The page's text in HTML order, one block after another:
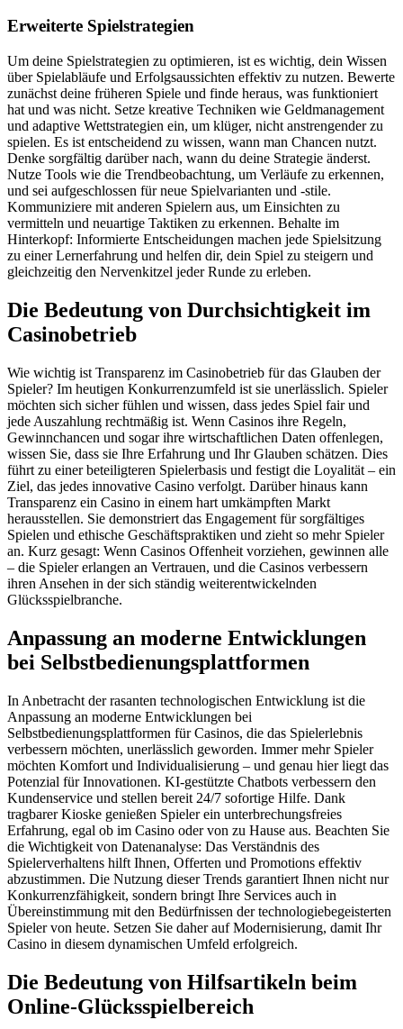
Erweiterte Spielstrategien
Um deine Spielstrategien zu optimieren, ist es wichtig, dein Wissen
über Spielabläufe und Erfolgsaussichten effektiv zu nutzen. Bewerte
zunächst deine früheren Spiele und finde heraus, was funktioniert
hat und was nicht. Setze kreative Techniken wie Geldmanagement
und adaptive Wettstrategien ein, um klüger, nicht anstrengender zu
spielen. Es ist entscheidend zu wissen, wann man Chancen nutzt.
Denke sorgfältig darüber nach, wann du deine Strategie änderst.
Nutze Tools wie die Trendbeobachtung, um Verläufe zu erkennen,
und sei aufgeschlossen für neue Spielvarianten und -stile.
Kommuniziere mit anderen Spielern aus, um Einsichten zu
vermitteln und neuartige Taktiken zu erkennen. Behalte im
Hinterkopf: Informierte Entscheidungen machen jede Spielsitzung
zu einer Lernerfahrung und helfen dir, dein Spiel zu steigern und
gleichzeitig den Nervenkitzel jeder Runde zu erleben.
Die Bedeutung von Durchsichtigkeit im
Casinobetrieb
Wie wichtig ist Transparenz im Casinobetrieb für das Glauben der
Spieler? Im heutigen Konkurrenzumfeld ist sie unerlässlich. Spieler
möchten sich sicher fühlen und wissen, dass jedes Spiel fair und
jede Auszahlung rechtmäßig ist. Wenn Casinos ihre Regeln,
Gewinnchancen und sogar ihre wirtschaftlichen Daten offenlegen,
wissen Sie, dass sie Ihre Erfahrung und Ihr Glauben schätzen. Dies
führt zu einer beteiligteren Spielerbasis und festigt die Loyalität – ein
Ziel, das jedes innovative Casino verfolgt. Darüber hinaus kann
Transparenz ein Casino in einem hart umkämpften Markt
herausstellen. Sie demonstriert das Engagement für sorgfältiges
Spielen und ethische Geschäftspraktiken und zieht so mehr Spieler
an. Kurz gesagt: Wenn Casinos Offenheit vorziehen, gewinnen alle
– die Spieler erlangen an Vertrauen, und die Casinos verbessern
ihren Ansehen in der sich ständig weiterentwickelnden
Glücksspielbranche.
Anpassung an moderne Entwicklungen
bei Selbstbedienungsplattformen
In Anbetracht der rasanten technologischen Entwicklung ist die
Anpassung an moderne Entwicklungen bei
Selbstbedienungsplattformen für Casinos, die das Spielerlebnis
verbessern möchten, unerlässlich geworden. Immer mehr Spieler
möchten Komfort und Individualisierung – und genau hier liegt das
Potenzial für Innovationen. KI-gestützte Chatbots verbessern den
Kundenservice und stellen bereit 24/7 sofortige Hilfe. Dank
tragbarer Kioske genießen Spieler ein unterbrechungsfreies
Erfahrung, egal ob im Casino oder von zu Hause aus. Beachten Sie
die Wichtigkeit von Datenanalyse: Das Verständnis des
Spielerverhaltens hilft Ihnen, Offerten und Promotions effektiv
abzustimmen. Die Nutzung dieser Trends garantiert Ihnen nicht nur
Konkurrenzfähigkeit, sondern bringt Ihre Services auch in
Übereinstimmung mit den Bedürfnissen der technologiebegeisterten
Spieler von heute. Setzen Sie daher auf Modernisierung, damit Ihr
Casino in diesem dynamischen Umfeld erfolgreich.
Die Bedeutung von Hilfsartikeln beim
Online-Glücksspielbereich